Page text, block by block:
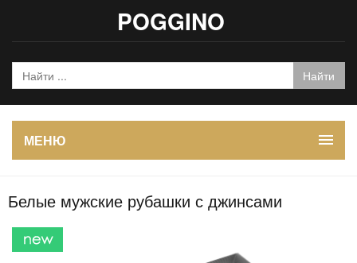
POGGINO
МЕНЮ
Белые мужские рубашки с джинсами